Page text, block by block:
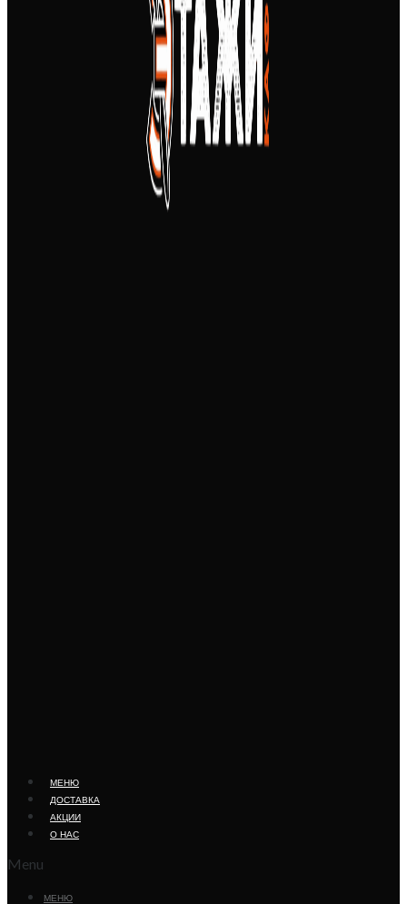
МЕНЮ
ДОСТАВКА
АКЦИИ
О НАС
Menu
МЕНЮ